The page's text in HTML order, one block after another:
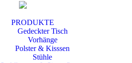
PRODUKTE
Gedeckter Tisch
Vorhänge
Polster & Kisssen
Stühle